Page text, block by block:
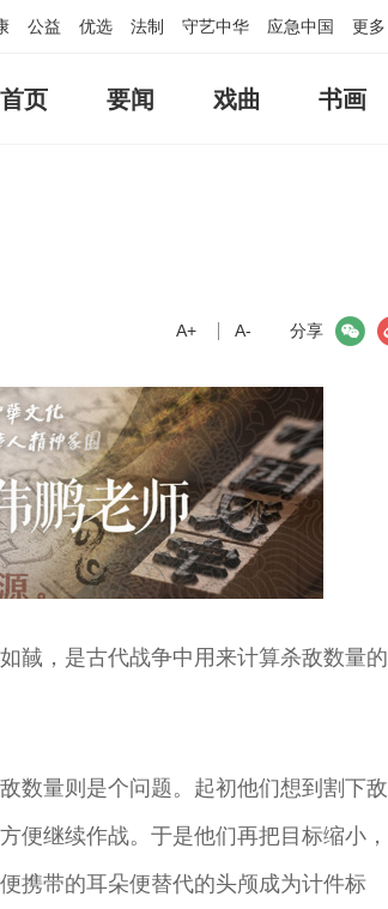
公益 优选 法制 守艺中华 应急中国 更多
首页 要闻 戏曲 书画
分享
微信
A+ A-
馘，是古代战争中用来计算杀敌数量的
数量则是个问题。起初他们想到割下敌
便继续作战。于是他们再把目标缩小，
携带的耳朵便替代的头颅成为计件标